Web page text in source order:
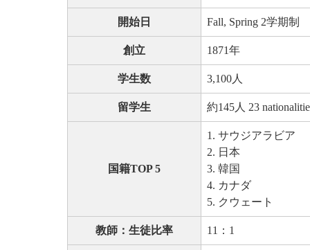
開始日 Fall, Spring 2学期制
創立 1871年
学生数 3,100人
留学生 約145人 23
国籍TOP 5
1. サウジアラビア
2. 日本
3. 韓国
4. カナダ
5. クウェート
教師：生徒比率 11：1